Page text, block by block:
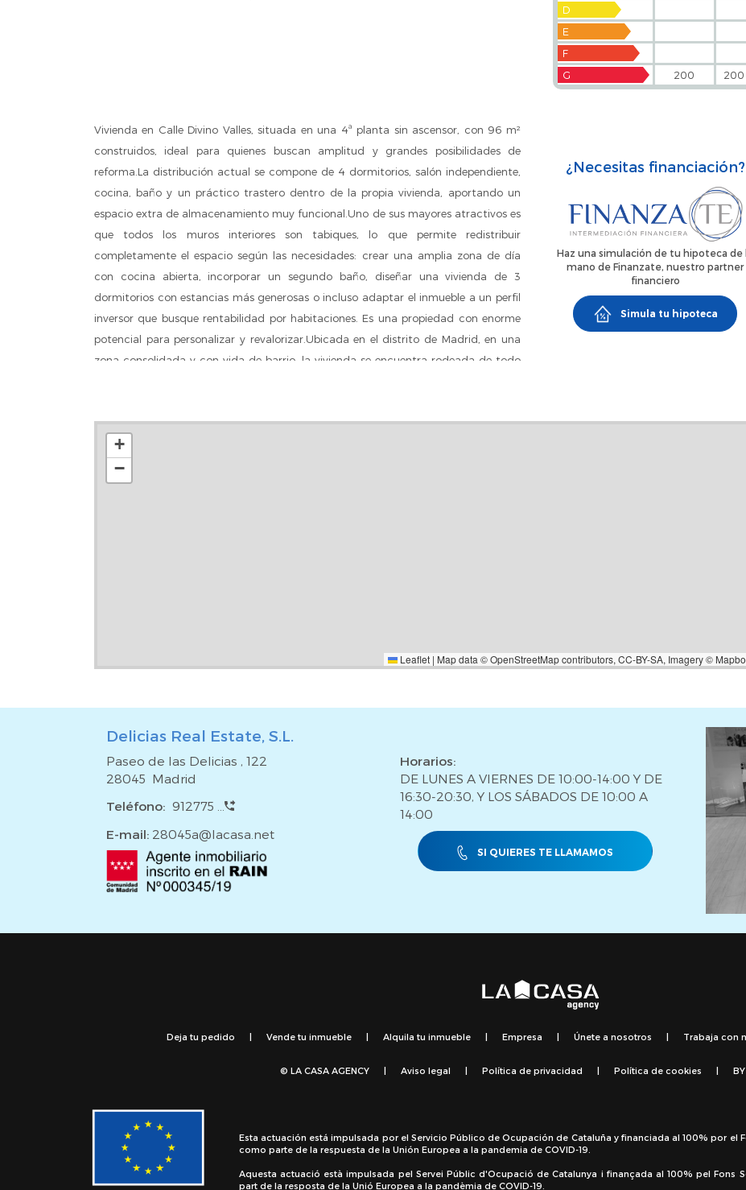
D
E
F
G
200 200
Vivienda en Calle Divino Valles, situada en una 4ª planta sin ascensor, con 96 m²
construidos, ideal para quienes buscan amplitud y grandes posibilidades de
reforma.La distribución actual se compone de 4 dormitorios, salón independiente,
cocina, baño y un práctico trastero dentro de la propia vivienda, aportando un
espacio extra de almacenamiento muy funcional.Uno de sus mayores atractivos es
que todos los muros interiores son tabiques, lo que permite redistribuir
completamente el espacio según las necesidades: crear una amplia zona de día
con cocina abierta, incorporar un segundo baño, diseñar una vivienda de 3
dormitorios con estancias más generosas o incluso adaptar el inmueble a un perfil
inversor que busque rentabilidad por habitaciones. Es una propiedad con enorme
potencial para personalizar y revalorizar.Ubicada en el distrito de Madrid, en una
zona consolidada y con vida de barrio, la vivienda se encuentra rodeada de todo
emblemático Parque del Retiro, uno de los grandes pulmones de la capital, ideal
para ocio y deporte al aire libre.En cuanto a comunicaciones, la zona ofrece
excelentes conexiones mediante transporte público, con varias líneas de autobús y
cercanía a estaciones de metro que permiten un acceso rápido al centro y a otros
¿Necesitas financiación?
Haz una simulación de tu hipoteca de
mano de Finanzate, nuestro partner
financiero
Simula tu hipoteca
+
−
Leaflet | Map data ©OpenStreetMapcontributors, CC-BY-SA, Imagery ©
Delicias Real Estate, S.L.
Paseo de las Delicias , 122
28045 Madrid
Teléfono: 912775 ...
E-mail: 28045a@lacasa.net
Horarios:
DE LUNES A VIERNES DE 10:00-14:00 Y DE
16:30-20:30, Y LOS SÁBADOS DE 10:00 A
14:00
SI QUIERES TE LLAMAMOS
Deja tu pedido Vende tu inmueble Alquila tu inmueble Empresa Únete a nosotros Trabaja con
© LA CASA AGENCY Aviso legal Política de privacidad Política de cookies BY
Esta actuación está impulsada por el Servicio Público de Ocupación de Cataluña y financiada al 100% por el
como parte de la respuesta de la Unión Europea a la pandemia de COVID-19.
Aquesta actuació està impulsada pel Servei Públic d'Ocupació de Catalunya i finançada al 100% pel Fons
part de la resposta de la Unió Europea a la pandèmia de COVID-19.